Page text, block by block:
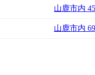
山鹿市内
山鹿市内